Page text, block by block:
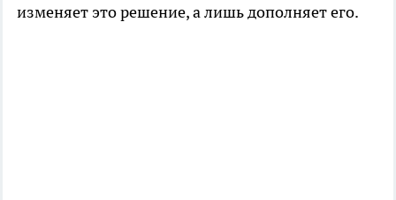
изменяет это решение, а лишь дополняет его.